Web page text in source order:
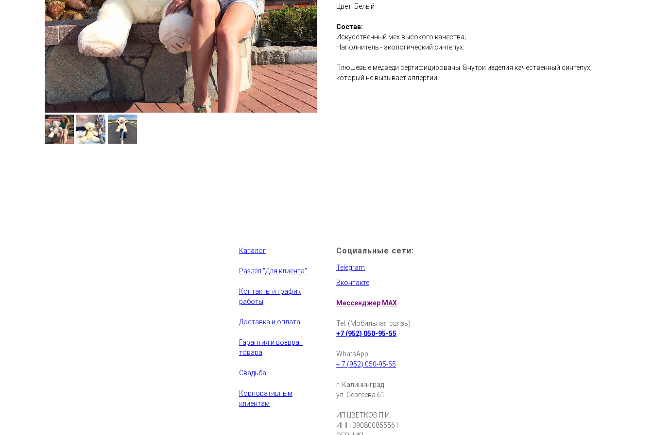
Цвет: Белый
Состав:
Искусственный мех высокого качества;
Наполнитель - экологический синтепух.
Плюшевые медведи сертифицированы. Внутри изделия качественный синтепух,
который не вызывает аллергии!
Каталог
Раздел "Для клиента"
Контакты и график
работы
Доставка и оплата
Гарантия и возврат
товара
Свадьба
Корпоративным
клиентам
Социальные сети:
Telegram
Вконтакте
Мессенджер MAX
Tel. (Мобильная связь)
+7 (952) 050-95-55
WhatsApp
+ 7 (952) 050-95-55
г. Калининград
ул. Сергеева 61
ИП ЦВЕТКОВ П.И.
ИНН 390800855561